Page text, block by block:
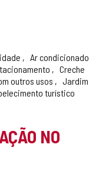
Ar condicionado
Creche
outros usos
Jardim
turístico
NO